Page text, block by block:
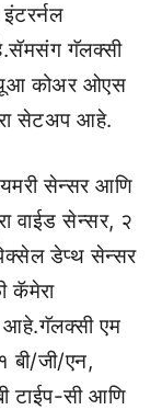
गॅलक्सी
यूआ कोअर ओएस
सेटअप आहे.
सेन्सर आणि
वाईड सेन्सर, २
डेप्थ सेन्सर
कॅमेरा
आहे.गॅलक्सी एम
बी/जी/एन,
टाईप-सी आणि